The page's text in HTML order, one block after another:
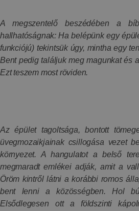
A megszentelő beszédében a
hallhatóságnak: Ha belépünk egy
funkciójú) tekintsük úgy, mintha egy
Bent pedig találjuk meg magunkat és
Ezt teszem most röviden.
Az épület tagoltsága, bontott
üvegmozaikjainak csillogása vezet
környezet. A hangulatot a belső
megmaradt emlékei adják, amit a
Öröm kintről látni a korábbi romos
bent lenni a közösségben. Hol
Elsődlegesen ott a földszinti